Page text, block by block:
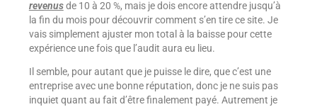
revenusde 10 à 20 %, mais je dois encore attendre jusqu’à
la fin du mois pour découvrir comment s’en tire ce site. Je
vais simplement ajuster mon total à la baisse pour cette
expérience une fois que l’audit aura eu lieu.
Il semble, pour autant que je puisse le dire, que c’est une
entreprise avec une bonne réputation, donc je ne suis pas
inquiet quant au fait d’être finalement payé. Autrement je